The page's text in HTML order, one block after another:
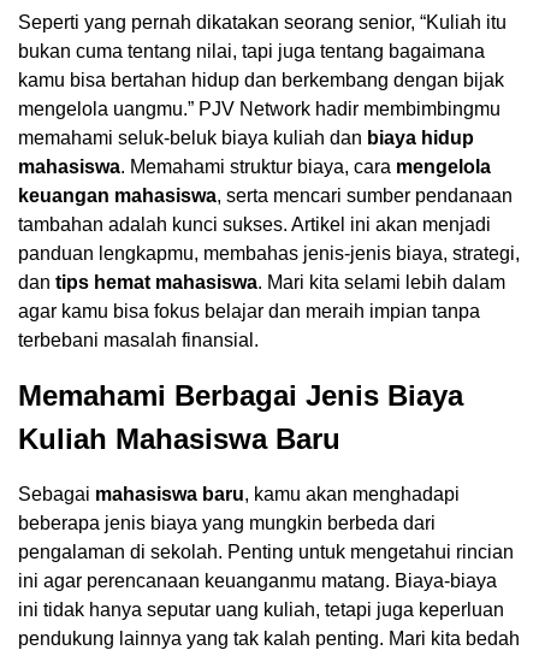
Seperti yang pernah dikatakan seorang senior, “Kuliah itu
bukan cuma tentang nilai, tapi juga tentang bagaimana
kamu bisa bertahan hidup dan berkembang dengan bijak
mengelola uangmu.” PJV Network hadir membimbingmu
memahami seluk-beluk biaya kuliah dan biaya hidup
mahasiswa. Memahami struktur biaya, cara mengelola
keuangan mahasiswa, serta mencari sumber pendanaan
tambahan adalah kunci sukses. Artikel ini akan menjadi
panduan lengkapmu, membahas jenis-jenis biaya, strategi,
dan tips hemat mahasiswa. Mari kita selami lebih dalam
agar kamu bisa fokus belajar dan meraih impian tanpa
terbebani masalah finansial.
Memahami Berbagai Jenis Biaya
Kuliah Mahasiswa Baru
Sebagai mahasiswa baru, kamu akan menghadapi
beberapa jenis biaya yang mungkin berbeda dari
pengalaman di sekolah. Penting untuk mengetahui rincian
ini agar perencanaan keuanganmu matang. Biaya-biaya
ini tidak hanya seputar uang kuliah, tetapi juga keperluan
pendukung lainnya yang tak kalah penting. Mari kita bedah